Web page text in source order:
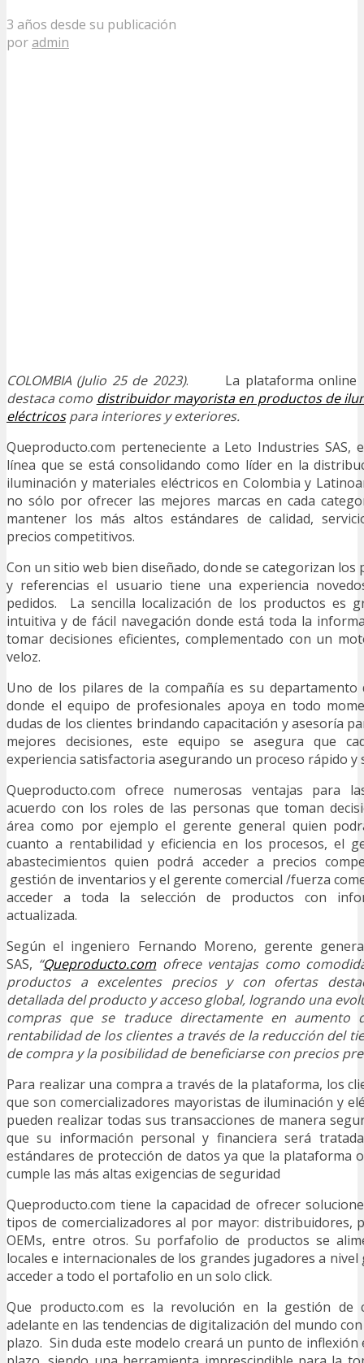
3 años desde su publicación
poradmin
COLOMBIA (Julio 25 de 2023). La plataforma online
destaca como distribuidor mayorista en productos de
eléctricospara interiores y exteriores.
Queproducto.com perteneciente a Leto Industries SAS,
línea que se está consolidando como líder en la
iluminación y materiales eléctricos en Colombia y
no sólo por ofrecer las mejores marcas en cada
mantener los más altos estándares de calidad,
precios competitivos.
Con un sitio web bien diseñado, donde se categorizan los
y referencias el usuario tiene una experiencia
pedidos. La sencilla localización de los productos es
intuitiva y de fácil navegación donde está toda la
tomar decisiones eficientes, complementado con un
veloz.
Uno de los pilares de la compañía es su departamento
donde el equipo de profesionales apoya en todo
dudas de los clientes brindando capacitación y asesoría
mejores decisiones, este equipo se asegura que
experiencia satisfactoria asegurando un proceso rápido y
Queproducto.com ofrece numerosas ventajas para
acuerdo con los roles de las personas que toman
área como por ejemplo el gerente general quien
cuanto a rentabilidad y eficiencia en los procesos, el
abastecimientos quien podrá acceder a precios
gestión de inventarios y el gerente comercial /fuerza
acceder a toda la selección de productos con
actualizada.
Según el ingeniero Fernando Moreno, gerente
SAS, “Queproducto.com ofrece ventajas como
productos a excelentes precios y con ofertas
detallada del producto y acceso global, logrando una
compras que se traduce directamente en aumento
rentabilidad de los clientes a través de la reducción del
de compra y la posibilidad de beneficiarse con precios
Para realizar una compra a través de la plataforma, los
que son comercializadores mayoristas de iluminación y
pueden realizar todas sus transacciones de manera
que su información personal y financiera será
estándares de protección de datos ya que la plataforma
cumple las más altas exigencias de seguridad
Queproducto.com tiene la capacidad de ofrecer
tipos de comercializadores al por mayor: distribuidores,
OEMs, entre otros. Su porfafolio de productos se
locales e internacionales de los grandes jugadores a
acceder a todo el portafolio en un solo click.
Que producto.com es la revolución en la gestión de
adelante en las tendencias de digitalización del mundo
plazo. Sin duda este modelo creará un punto de inflexión